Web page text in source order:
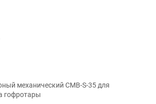
механический СМВ-S-35 для
гофротары